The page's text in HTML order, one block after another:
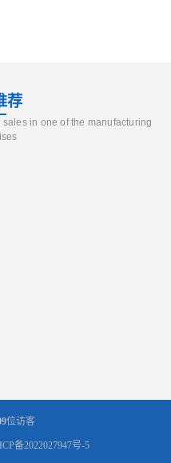
荐
in one of the manufacturing
位访客
备2022027947号-5